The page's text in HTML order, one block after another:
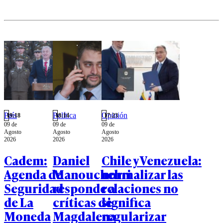
extinción".
País
19:18
09 de
Agosto
2026
Cadem:
Agenda de
Seguridad
de La
Moneda
Política
18:14
09 de
Agosto
2026
Daniel
Manouchehri
responde a
críticas de
Magdalena
Opinión
17:23
09 de
Agosto
2026
Chile y Venezuela:
normalizar las
relaciones no
significa
regularizar